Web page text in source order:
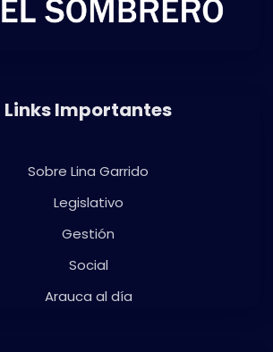
Links Importantes
Sobre Lina Garrido
Legislativo
Gestión
Social
Arauca al día